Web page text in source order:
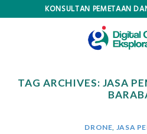
KONSULTAN PEMETAAN
TAG ARCHIVES: JASA
DRONE JASA